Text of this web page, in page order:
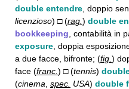
double entendre , doppio
licenzioso) □ (rag. ) double
bookkeeping , contabilità in
exposure , doppia
a due facce, bifronte; (fig. )
face (franc. ) □ (tennis)
(cinema spec. USA) double